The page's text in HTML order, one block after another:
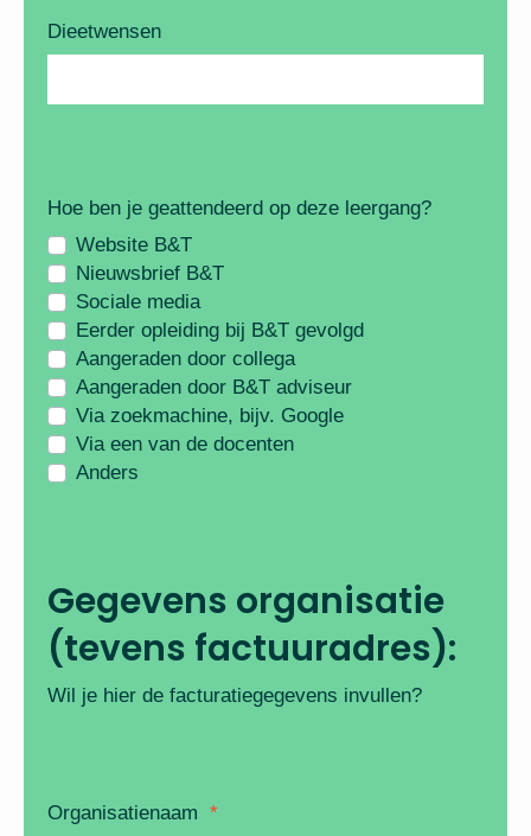
Dieetwensen
Hoe ben je geattendeerd op deze leergang?
Website B&T
Nieuwsbrief B&T
Sociale media
Eerder opleiding bij B&T gevolgd
Aangeraden door collega
Aangeraden door B&T adviseur
Via zoekmachine, bijv. Google
Via een van de docenten
Anders
Gegevens organisatie
(tevens factuuradres):
Wil je hier de facturatiegegevens invullen?
Organisatienaam *